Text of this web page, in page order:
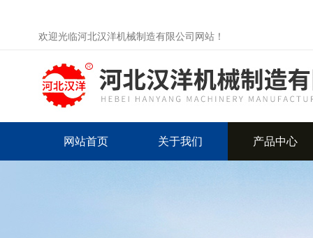
欢迎光临河北汉洋机械制造有限公司网站！
网站首页 关于我们 产品中心